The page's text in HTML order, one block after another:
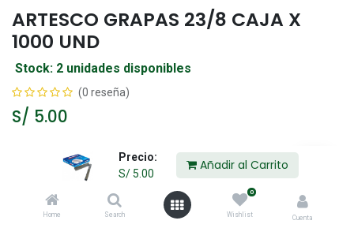
Precio:
S/ 5.00
Añadir al Carrito
Home Search
0
Wishlist Cuenta
ARTESCO GRAPAS 23/8 CAJA X
1000 UND
Stock: 2 unidades disponibles
(0 reseña)
S/ 5.00
Añadir al Carrito
Agregar a la lista de deseos